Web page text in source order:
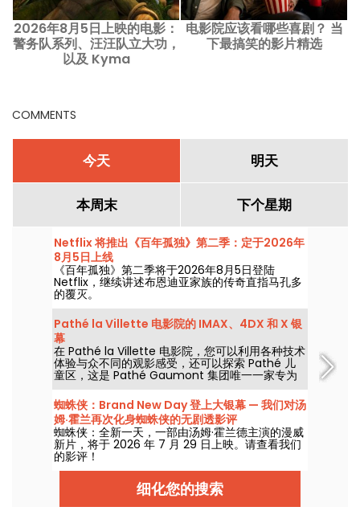
2026年8月5日上映的电影：
警务队系列、汪汪队立大功，
以及 Kyma
电影院应该看哪些喜剧？ 当
下最搞笑的影片精选
COMMENTS
今天 明天
本周末 下个星期
Netflix 将推出《百年孤独》第二季：定于2026年
8月5日上线
《百年孤独》第二季将于2026年8月5日登陆
Netflix，继续讲述布恩迪亚家族的传奇直指马孔多
的覆灭。
Pathé la Villette 电影院的 IMAX、4DX 和 X 银
幕
在 Pathé la Villette 电影院，您可以利用各种技术
体验与众不同的观影感受，还可以探索 Pathé 儿
童区，这是 Pathé Gaumont 集团唯一一家专为
儿童开设的影院。
蜘蛛侠：Brand New Day 登上大银幕 — 我们对汤
姆·霍兰再次化身蜘蛛侠的无剧透影评
蜘蛛侠：全新一天，一部由汤姆·霍兰德主演的漫威
新片，将于 2026 年 7 月 29 日上映。请查看我们
的影评！
细化您的搜索